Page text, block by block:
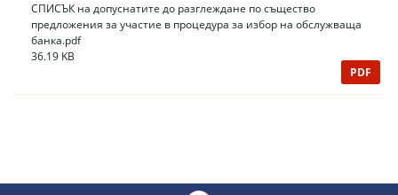
СПИСЪК на допуснатите до разглеждане по същество
предложения за участие в процедура за избор на обслужваща
банка.pdf
36.19 KB
PDF